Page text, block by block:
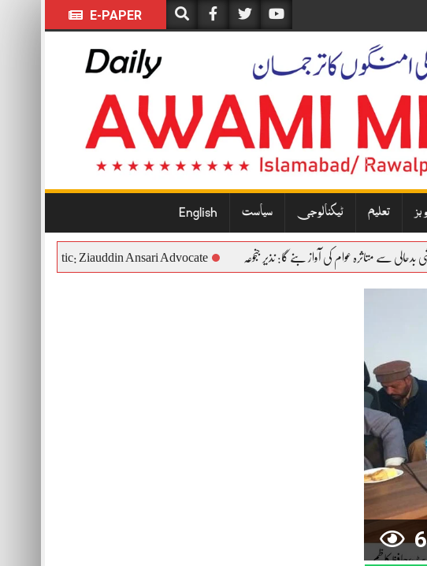
E-PAPER
تعلیم ٹیکنالوجی سیاست English
and Democratic: Ziauddin Ansari Advocate